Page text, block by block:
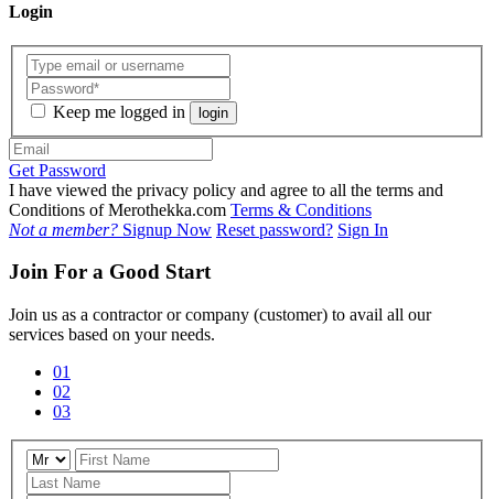
Login
Keep me logged in login
Get Password
I have viewed the privacy policy and agree to all the terms and
Conditions of Merothekka.com Terms & Conditions
Not a member? Signup Now Reset password? Sign In
Join For a Good Start
Join us as a contractor or company (customer) to avail all our
services based on your needs.
01
02
03